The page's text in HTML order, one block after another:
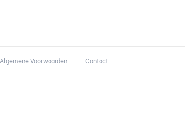
Algemene Voorwaarden Contact